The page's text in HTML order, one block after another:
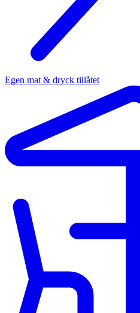
Egen mat & dryck tillåtet